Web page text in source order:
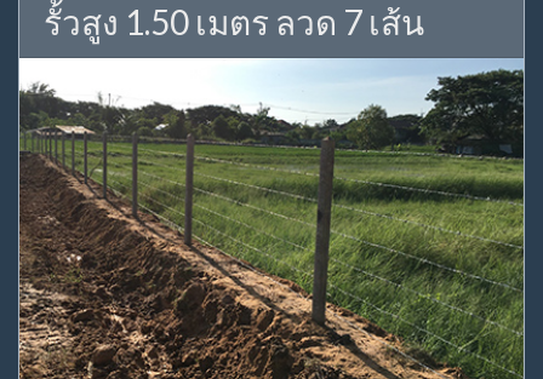
รั้วสูง 1.50 เมตร ลวด 7 เส้น